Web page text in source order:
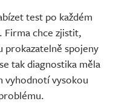
test po každém
Firma chce zjistit,
spojeny
tak diagnostika měla
vyhodnotí vysokou